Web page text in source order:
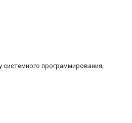
системного программирования,